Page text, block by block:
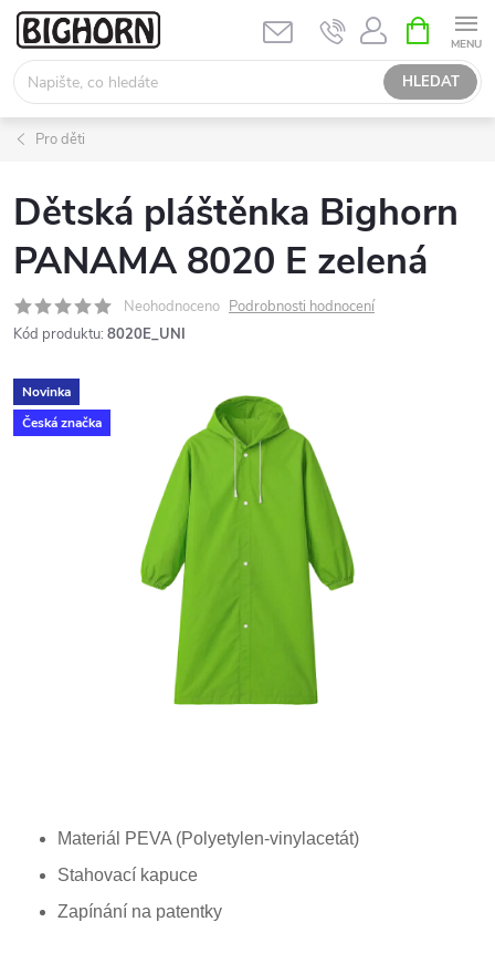
Přejít
obsah
HLEDAT
NÁKUPNÍ
KOŠÍK
Pro děti
Dětská pláštěnka Bighorn
PANAMA 8020 E zelená
Neohodnoceno Podrobnosti hodnocení
Kód produktu: 8020E_UNI
Novinka
Česká značka
Materiál PEVA (Polyetylen-vinylacetát)
Stahovací kapuce
Zapínání na patentky